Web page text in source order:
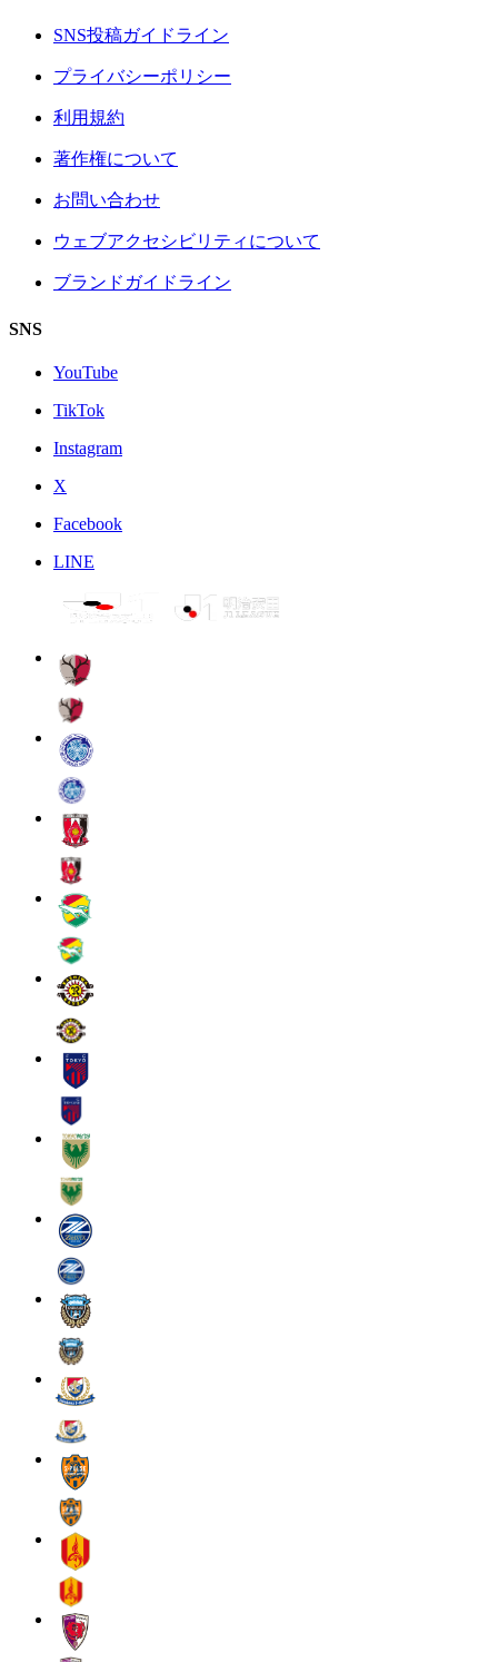
SNS投稿ガイドライン
プライバシーポリシー
利用規約
著作権について
お問い合わせ
ウェブアクセシビリティについて
ブランドガイドライン
SNS
YouTube
TikTok
Instagram
X
Facebook
LINE